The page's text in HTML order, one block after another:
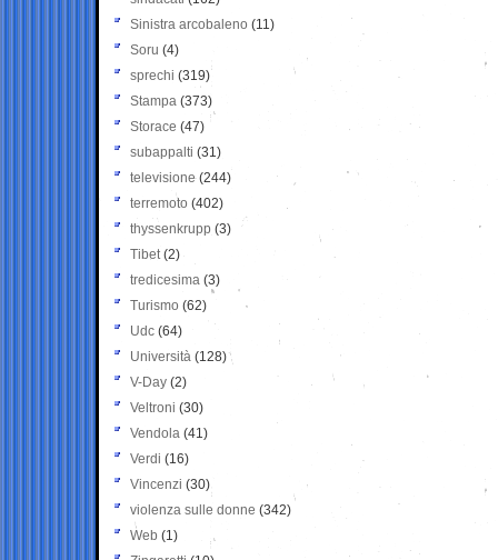
Sinistra arcobaleno (11)
Soru (4)
sprechi (319)
Stampa (373)
Storace (47)
subappalti (31)
televisione(244)
terremoto (402)
thyssenkrupp (3)
Tibet(2)
tredicesima (3)
Turismo (62)
Udc (64)
Università (128)
V-Day (2)
Veltroni (30)
Vendola (41)
Verdi (16)
Vincenzi (30)
violenza sulle donne (342)
Web (1)